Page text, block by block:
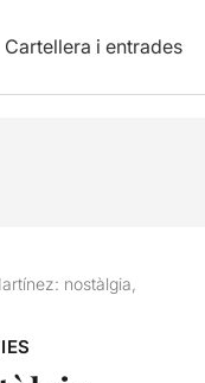
Cartellera i entrades
nostàlgia,